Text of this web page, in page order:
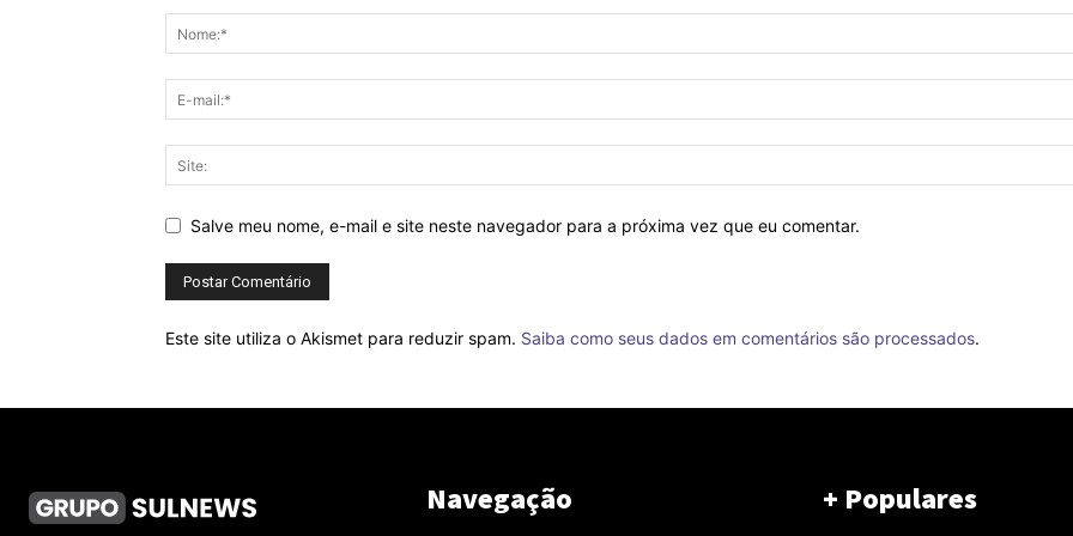
Salve meu nome, e-mail e site neste navegador para a próxima vez que eu comentar.
Este site utiliza o Akismet para reduzir spam. Saiba como seus dados em comentários são processados.
Navegação + Populares